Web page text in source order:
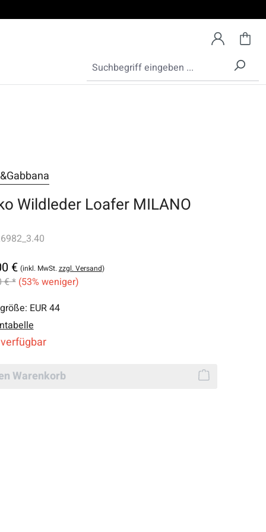
Wildleder Loafer MILANO
€ (inkl. MwSt.zzgl. Versand)
€ * (53% weniger)
EUR 44
Warenkorb